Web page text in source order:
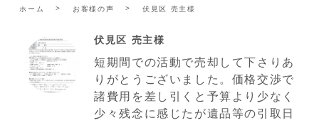
ホーム お客様の声 伏見区 売主様
伏見区 売主様
短期間での活動で売却して下さりあ
りがとうございました。価格交渉で
諸費用を差し引くと予算より少なく
少々残念に感じたが遺品等の引取日